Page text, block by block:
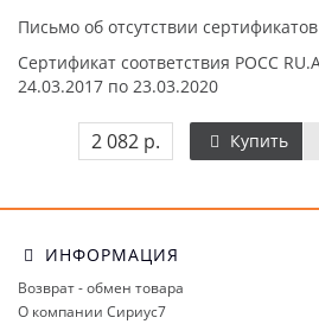
Письмо об отсутствии
Сертификат соответствия РОСС
24.03.2017 по 23.03.2020
2 082 р. Купить
ИНФОРМАЦИЯ
Возврат - обмен товара
О компании Сириус7